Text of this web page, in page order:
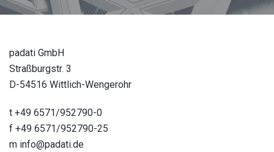
padati GmbH
Straßburgstr. 3
D-54516 Wittlich-Wengerohr
t +49 6571/952790-0
f +49 6571/952790-25
m info@padati.de